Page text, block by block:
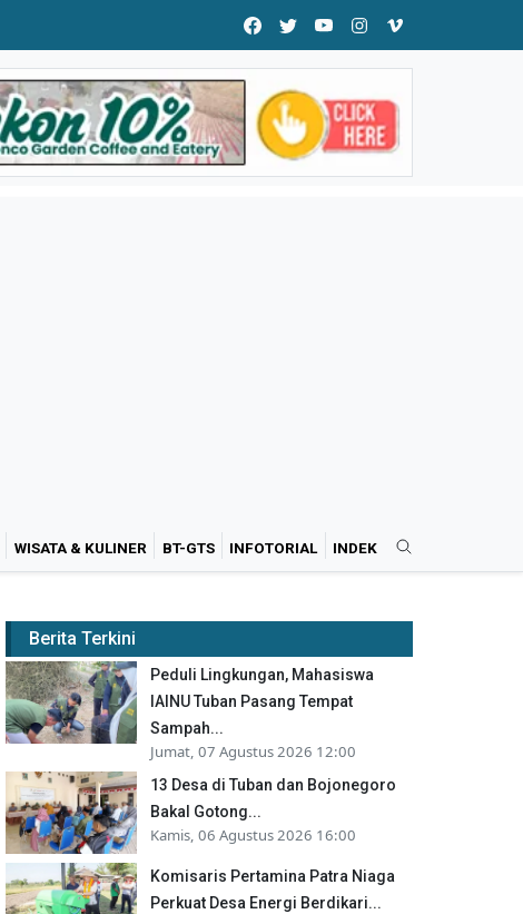
WISATA & KULINER BT-GTS INFOTORIAL INDEK
Berita Terkini
Peduli Lingkungan, Mahasiswa
IAINU Tuban Pasang Tempat
Sampah...
Jumat, 07 Agustus 2026 12:00
13 Desa di Tuban dan Bojonegoro
Bakal Gotong...
Kamis, 06 Agustus 2026 16:00
Komisaris Pertamina Patra Niaga
Perkuat Desa Energi Berdikari...